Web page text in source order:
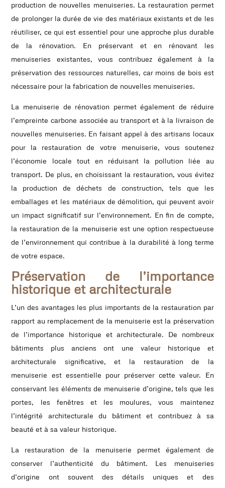
production de nouvelles menuiseries. La restauration permet
de prolonger la durée de vie des matériaux existants et de les
réutiliser, ce qui est essentiel pour une approche plus durable
de la rénovation. En préservant et en rénovant les
menuiseries existantes, vous contribuez également à la
préservation des ressources naturelles, car moins de bois est
nécessaire pour la fabrication de nouvelles menuiseries.
La menuiserie de rénovation permet également de réduire
l’empreinte carbone associée au transport et à la livraison de
nouvelles menuiseries. En faisant appel à des artisans locaux
pour la restauration de votre menuiserie, vous soutenez
l’économie locale tout en réduisant la pollution liée au
transport. De plus, en choisissant la restauration, vous évitez
la production de déchets de construction, tels que les
emballages et les matériaux de démolition, qui peuvent avoir
un impact significatif sur l’environnement. En fin de compte,
la restauration de la menuiserie est une option respectueuse
de l’environnement qui contribue à la durabilité à long terme
de votre espace.
Préservation de l’importance
historique et architecturale
L’un des avantages les plus importants de la restauration par
rapport au remplacement de la menuiserie est la préservation
de l’importance historique et architecturale. De nombreux
bâtiments plus anciens ont une valeur historique et
architecturale significative, et la restauration de la
menuiserie est essentielle pour préserver cette valeur. En
conservant les éléments de menuiserie d’origine, tels que les
portes, les fenêtres et les moulures, vous maintenez
l’intégrité architecturale du bâtiment et contribuez à sa
beauté et à sa valeur historique.
La restauration de la menuiserie permet également de
conserver l’authenticité du bâtiment. Les menuiseries
d’origine ont souvent des détails uniques et des